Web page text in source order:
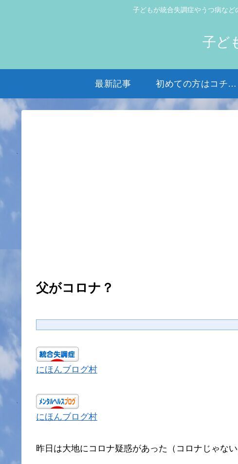
子どもが統合失調症やうつ病な
子ど
最新記事 初めての方はコチラから
父がコロナ？
にほんブログ村
にほんブログ村
昨日は大地にコロナ疑惑があった（コロナじゃない